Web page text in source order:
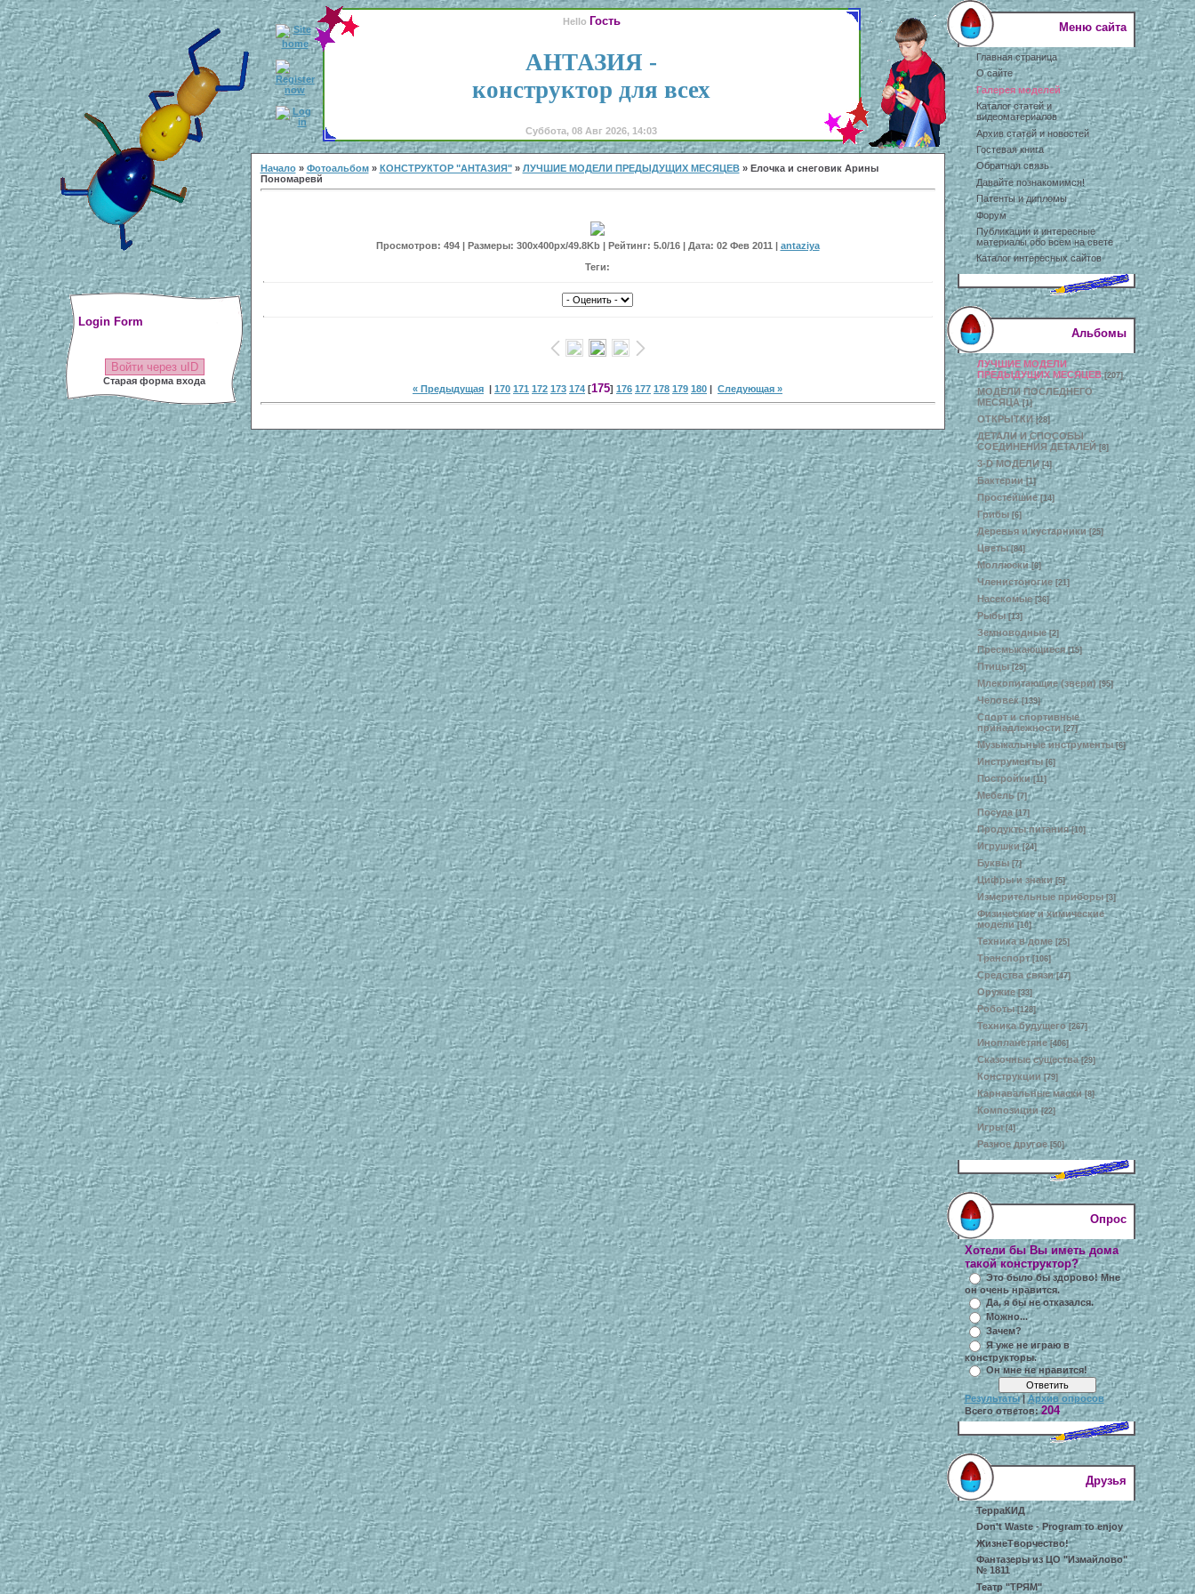
Login Form
Войти через uID
Старая форма входа
Hello Гость
АНТАЗИЯ -
конструктор для всех
Суббота, 08 Авг 2026, 14:03
Начало» Фотоальбом» КОНСТРУКТОР "АНТАЗИЯ"» ЛУЧШИЕ МОДЕЛИ ПРЕДЫДУЩИХ МЕСЯЦЕВ» Елочка и снеговик Арины
Пономаревй
Просмотров: 494 | Размеры: 300x400px/49.8Kb | Рейтинг: 5.0/16 | Дата: 02 Фев 2011 | antaziya
Теги:
« Предыдущая | 170 171 172 173 174 [175] 176 177 178 179 180 | Следующая »
Меню сайта
Главная страница
О сайте
Галерея моделей
Каталог статей и
видеоматериалов
Архив статей и новостей
Гостевая книга
Обратная связь
Давайте познакомимся!
Патенты и дипломы
Форум
Публикации и интересные
материалы обо всем на свете
Каталог интересных сайтов
Альбомы
ЛУЧШИЕ МОДЕЛИ
ПРЕДЫДУЩИХ МЕСЯЦЕВ [207]
МОДЕЛИ ПОСЛЕДНЕГО
МЕСЯЦА [1]
ОТКРЫТКИ [28]
ДЕТАЛИ И СПОСОБЫ
СОЕДИНЕНИЯ ДЕТАЛЕЙ [8]
3-D МОДЕЛИ [4]
Бактерии [1]
Простейшие [14]
Грибы [6]
Деревья и кустарники [25]
Цветы [84]
Моллюски [6]
Членистоногие [21]
Насекомые [36]
Рыбы [13]
Земноводные [2]
Пресмыкающиеся [15]
Птицы [25]
Млекопитающие (звери) [95]
Человек [139]
Спорт и спортивные
принадлежности [27]
Музыкальные инструменты [6]
Инструменты [6]
Постройки [11]
Мебель [7]
Посуда [17]
Продукты питания [10]
Игрушки [24]
Буквы [7]
Цифры и знаки [5]
Измерительные приборы [3]
Физические и химические
модели [10]
Техника в доме [25]
Транспорт [106]
Средства связи [47]
Оружие [33]
Роботы [128]
Техника будущего [267]
Инопланетяне [406]
Сказочные существа [29]
Конструкции [79]
Карнавальные маски [8]
Композиции [22]
Игры [4]
Разное другое [50]
Опрос
Хотели бы Вы иметь дома
такой конструктор?
Это было бы здорово! Мне
он очень нравится.
Да, я бы не отказался.
Можно...
Зачем?
Я уже не играю в
конструкторы.
Он мне не нравится!
Результаты|Архив опросов
Всего ответов:204
Друзья
ТерраКИД
Don't Waste - Program to enjoy
ЖизнеТворчество!
Фантазеры из ЦО "Измайлово"
№ 1811
Театр "ТРЯМ"